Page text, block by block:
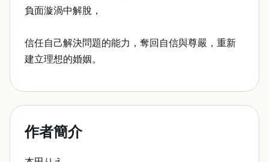
負面漩渦中解脫，
信任自己解決問題的能力，奪回自信與尊嚴，重新
建立理想的婚姻。
作者簡介